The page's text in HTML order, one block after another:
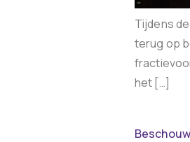
Tijdens
terug op
het […]